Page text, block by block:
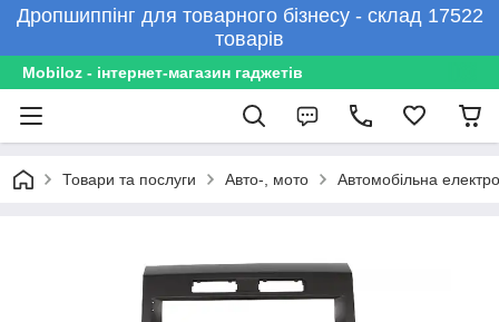
Дропшиппінг для товарного бізнесу - склад 17522
товарів
Mobiloz - інтернет-магазин гаджетів
Товари та послуги Авто-, мото Автомобільна